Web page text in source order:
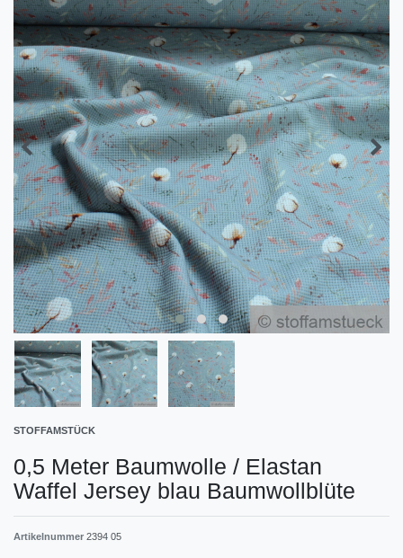
STOFFAMSTÜCK
0,5 Meter Baumwolle / Elastan
Waffel Jersey blau Baumwollblüte
Artikelnummer 2394 05